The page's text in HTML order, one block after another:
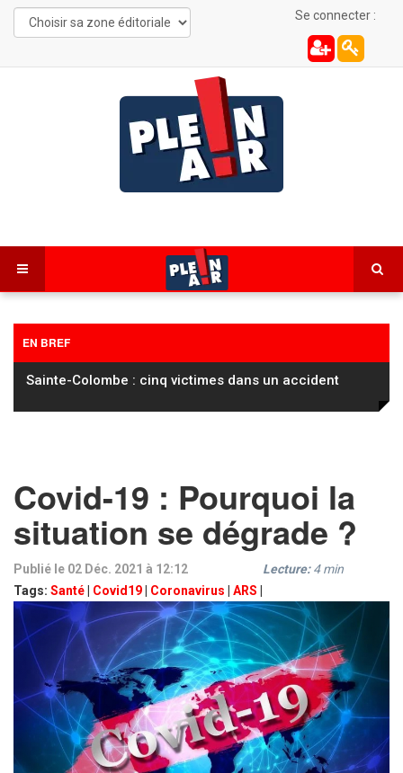
Se connecter :
EN BREF
Plusieurs feux interdits verbalisés dans le Haut-
Covid-19 : Pourquoi la
situation se dégrade ?
Publié le 02 Déc. 2021 à 12:12
Tags: Santé Covid19 Coronavirus ARS
Lecture: 4min